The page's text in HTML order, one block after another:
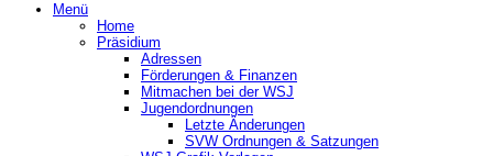
Menü
Home
Präsidium
Adressen
Förderungen & Finanzen
Mitmachen bei der WSJ
Jugendordnungen
Letzte Änderungen
SVW Ordnungen & Satzungen